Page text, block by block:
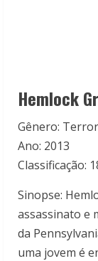
Hemlock
Gênero:
Ano: 2013
Classificação:
Sinopse:
assassinato e
da
uma jovem é